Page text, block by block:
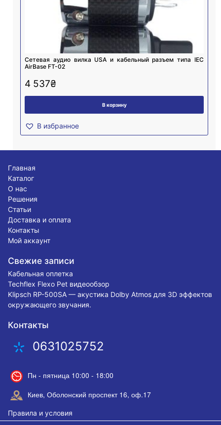
Cетевая аудио вилка USA и кабельный разъем типа IEC
AirBase FT-02
4 537₴
В корзину
В избранное
Главная
Каталог
О нас
Решения
Статьи
Доставка и оплата
Контакты
Мой аккаунт
Свежие записи
Кабельная оплетка
Techflex Flexo Pet видеообзор
Klipsch RP-500SA — акустика Dolby Atmos для 3D эффектов
окружающего звучания.
Контакты
0631025752
Пн - пятница 10:00 - 18:00
Киев, Оболонский проспект 16, оф.17
Правила и условия